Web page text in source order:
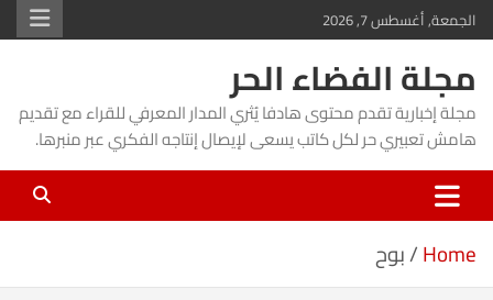
Skip
to
content
الجمعة, أغسطس 7, 2026
مجلة الفضاء الحر
مجلة إخبارية تقدم محتوى هادفا يُثري المدار المعرفي للقراء مع تقديم
هامش تعبيري حر لكل كاتب يسعى لإيصال إنتاجه الفكري عبر منبرها.
Home بوح